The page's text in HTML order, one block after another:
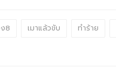
8 เมาแล้วขับ ทำร้าย